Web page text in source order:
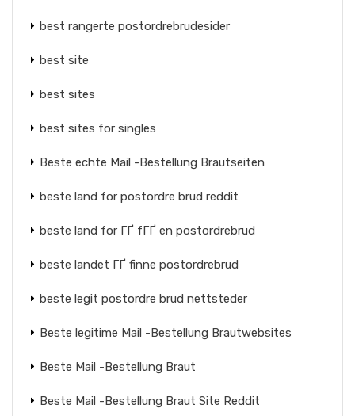
best rangerte postordrebrudesider
best site
best sites
best sites for singles
Beste echte Mail -Bestellung Brautseiten
beste land for postordre brud reddit
beste land for ГҐ fГҐ en postordrebrud
beste landet ГҐ finne postordrebrud
beste legit postordre brud nettsteder
Beste legitime Mail -Bestellung Brautwebsites
Beste Mail -Bestellung Braut
Beste Mail -Bestellung Braut Site Reddit